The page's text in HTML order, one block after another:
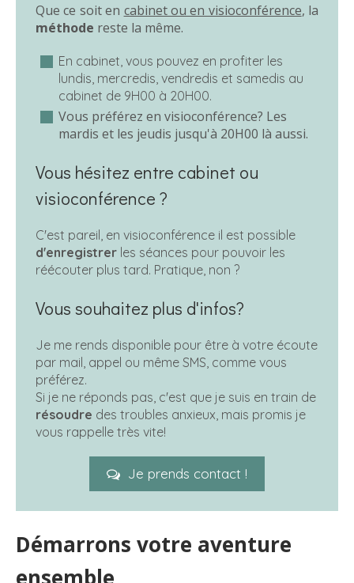
Que ce soit en cabinet ou en visioconférence, la
méthode reste la même.
En cabinet, vous pouvez en profiter les
lundis, mercredis, vendredis et samedis au
cabinet de 9H00 à 20H00.
Vous préférez en visioconférence? Les
mardis et les jeudis jusqu'à 20H00 là aussi.
Vous hésitez entre cabinet ou
visioconférence ?
C'est pareil, en visioconférence il est possible
d'enregistrer les séances pour pouvoir les
réécouter plus tard. Pratique, non ?
Vous souhaitez plus d'infos?
Je me rends disponible pour être à votre écoute
par mail, appel ou même SMS, comme vous
préférez.
Si je ne réponds pas, c'est que je suis en train de
résoudre des troubles anxieux, mais promis je
vous rappelle très vite!
Je prends contact !
Démarrons votre aventure